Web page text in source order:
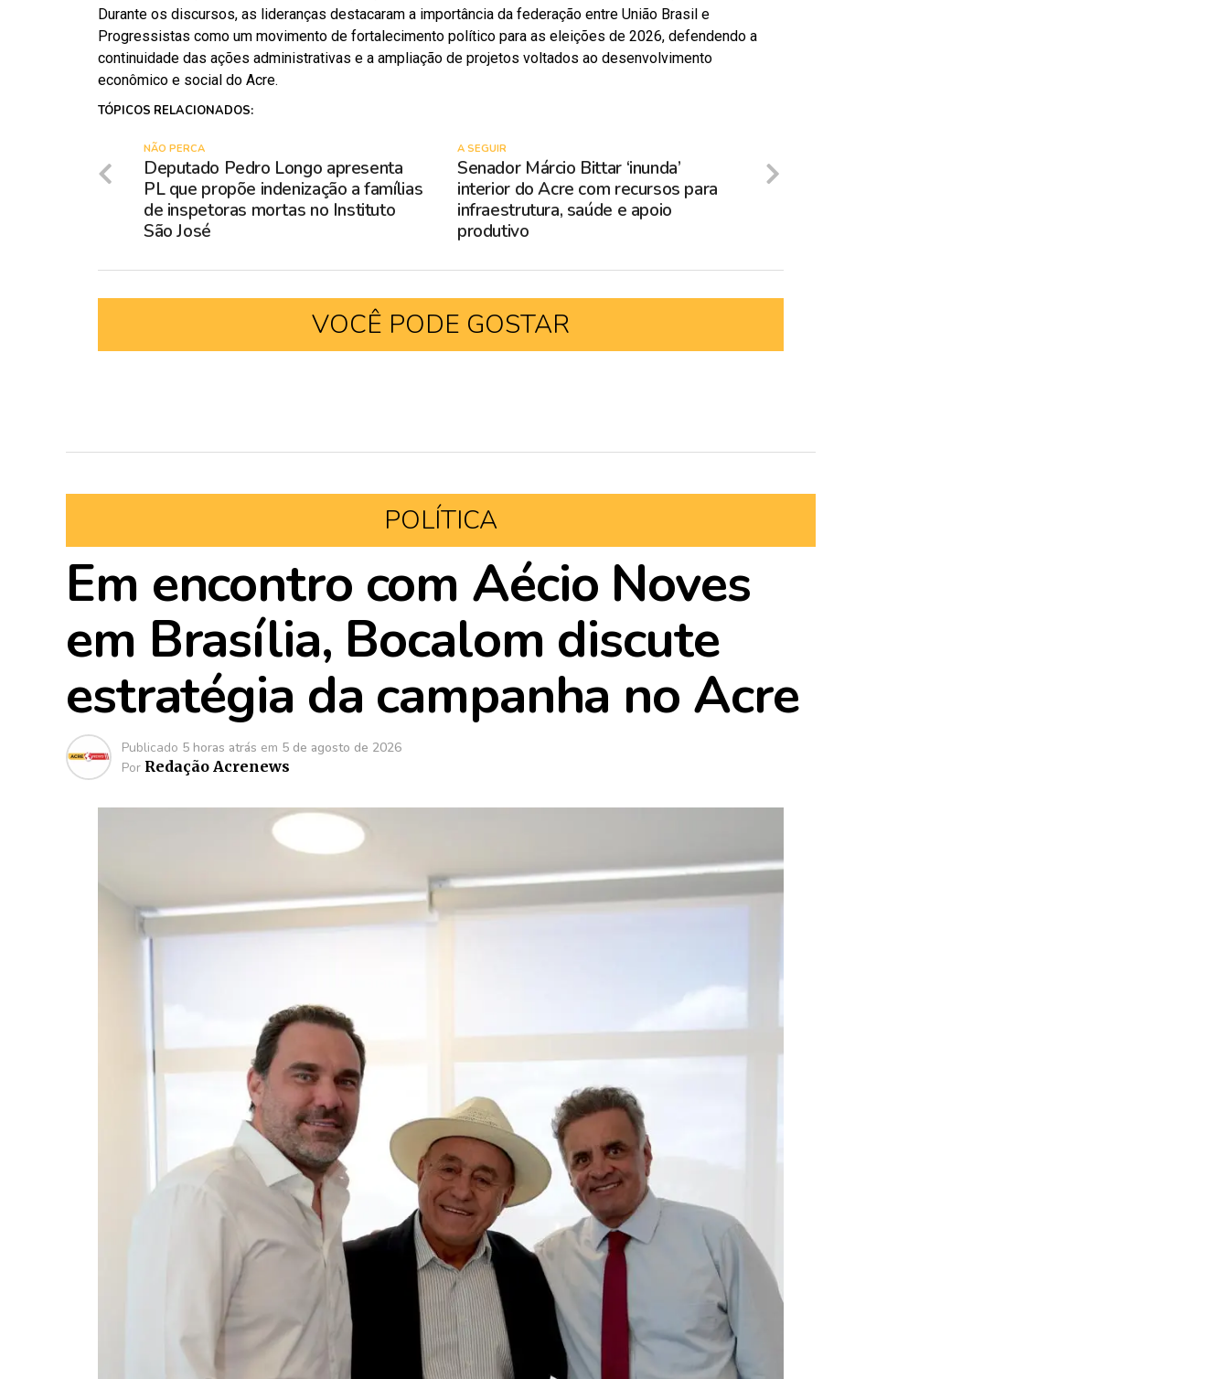
Durante os discursos, as lideranças destacaram a importância da federação entre União Brasil e
Progressistas como um movimento de fortalecimento político para as eleições de 2026, defendendo a
continuidade das ações administrativas e a ampliação de projetos voltados ao desenvolvimento
econômico e social do Acre.
TÓPICOS RELACIONADOS:
A SEGUIR
Senador Márcio Bittar ‘inunda’
interior do Acre com recursos para
infraestrutura, saúde e apoio
produtivo
NÃO PERCA
Deputado Pedro Longo apresenta
PL que propõe indenização a famílias
de inspetoras mortas no Instituto
São José
VOCÊ PODE GOSTAR
POLÍTICA
Em encontro com Aécio Noves
em Brasília, Bocalom discute
estratégia da campanha no Acre
Publicado 5 horas atrás em 5 de agosto de 2026
Por Redação Acrenews